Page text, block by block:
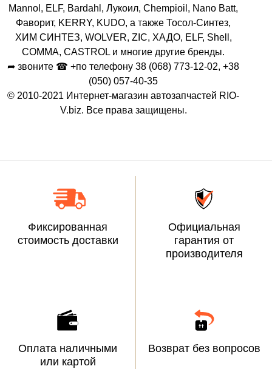
Mannol, ELF, Bardahl, Лукоил, Chempioil, Nano Batt,
Фаворит, KERRY, KUDO, а также Тосол-Синтез,
ХИМ СИНТЕЗ, WOLVER, ZIC, ХАДО, ELF, Shell,
COMMA, CASTROL и многие другие бренды.
➦ звоните ☎ +по телефону 38 (068) 773-12-02, +38
(050) 057-40-35
© 2010-2021 Интернет-магазин автозапчастей RIO-
V.biz. Все права защищены.
Фиксированная
стоимость доставки
Официальная
гарантия от
производителя
Оплата наличными
или картой
Возврат без вопросов